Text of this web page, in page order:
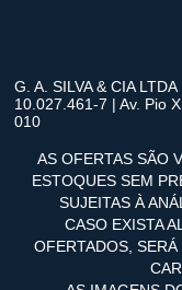
G. A. SILVA & CIA
10.027.461-7 | Av. Pio
010
AS OFERTAS SÃO
ESTOQUES SEM
SUJEITAS À
CASO EXISTA
OFERTADOS,